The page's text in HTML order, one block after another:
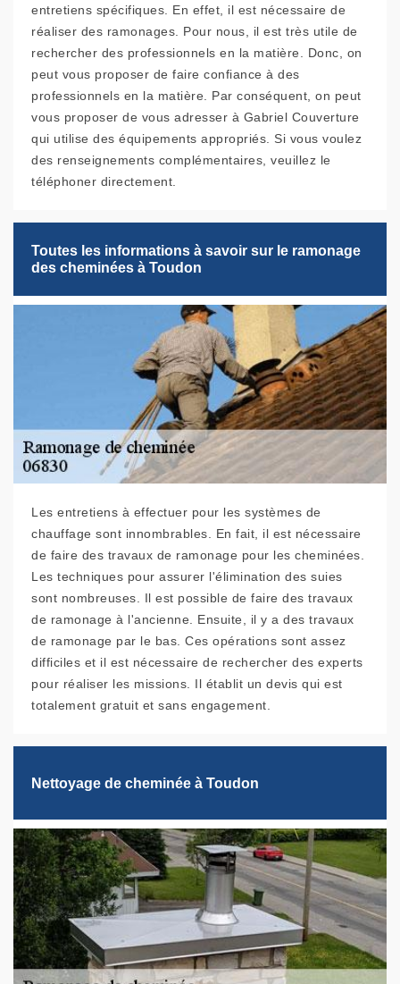
entretiens spécifiques. En effet, il est nécessaire de
réaliser des ramonages. Pour nous, il est très utile de
rechercher des professionnels en la matière. Donc, on
peut vous proposer de faire confiance à des
professionnels en la matière. Par conséquent, on peut
vous proposer de vous adresser à Gabriel Couverture
qui utilise des équipements appropriés. Si vous voulez
des renseignements complémentaires, veuillez le
téléphoner directement.
Toutes les informations à savoir sur le ramonage
des cheminées à Toudon
Les entretiens à effectuer pour les systèmes de
chauffage sont innombrables. En fait, il est nécessaire
de faire des travaux de ramonage pour les cheminées.
Les techniques pour assurer l'élimination des suies
sont nombreuses. Il est possible de faire des travaux
de ramonage à l'ancienne. Ensuite, il y a des travaux
de ramonage par le bas. Ces opérations sont assez
difficiles et il est nécessaire de rechercher des experts
pour réaliser les missions. Il établit un devis qui est
totalement gratuit et sans engagement.
Nettoyage de cheminée à Toudon